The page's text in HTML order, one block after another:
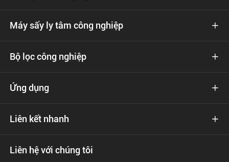
Máy sấy ly tâm công nghiệp 
Bộ lọc công nghiệp 
Ứng dụng 
Liên kết nhanh 
Liên hệ với chúng tôi